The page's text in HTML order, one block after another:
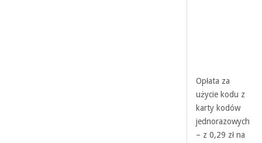
Opłata za
użycie kodu z
karty kodów
jednorazowych
– z 0,29 zł na